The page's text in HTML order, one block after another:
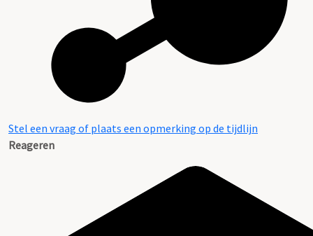
Stel een vraag of plaats een opmerking op de tijdlijn
Reageren